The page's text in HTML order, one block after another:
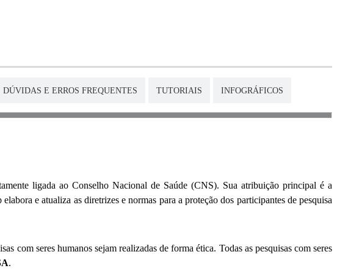
DÚVIDAS E ERROS FREQUENTES TUTORIAIS INFOGRÁFICOS
ligada ao Conselho Nacional de Saúde (CNS). Sua atribuição principal é a
e atualiza as diretrizes e normas para a proteção dos participantes de pesquisa
com seres humanos sejam realizadas de forma ética. Todas as pesquisas com seres
.